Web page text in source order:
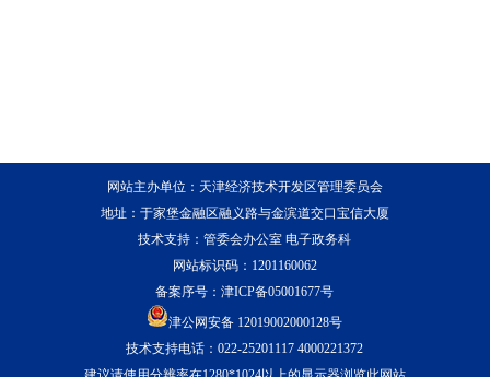
网站主办单位：天津经济技术开发区管理委员会
地址：于家堡金融区融义路与金滨道交口宝信大厦
技术支持：管委会办公室 电子政务科
网站标识码：1201160062
备案序号：津ICP备05001677号
津公网安备 12019002000128号
技术支持电话：022-25201117 4000221372